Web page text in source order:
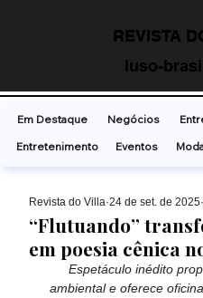
REVISTA
luso-
“Flutuando”
em poesia cênica
Revista do Villa 24 de set. de 2025
Espetáculo inédito
ambiental e oferece
Em Destaque Negócios
Entretenimento
Eventos